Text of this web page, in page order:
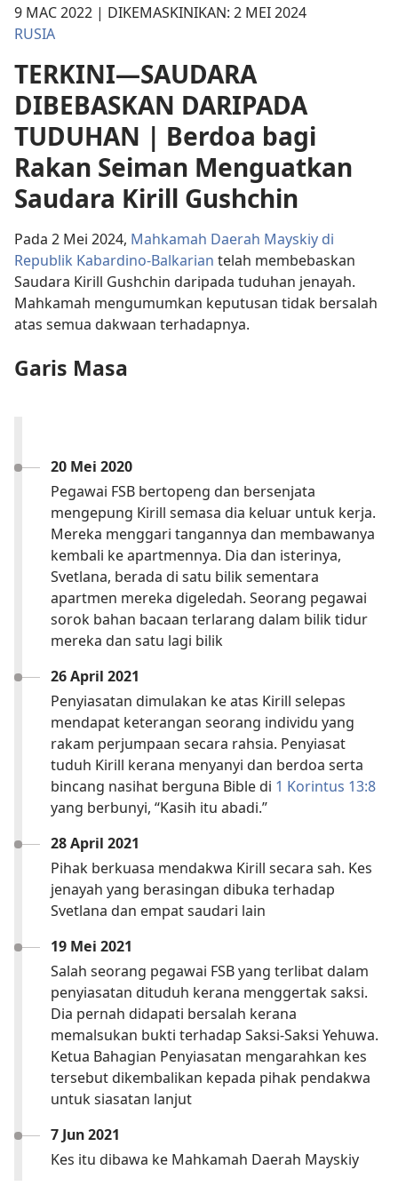
9 MAC 2022 | DIKEMASKINIKAN: 2 MEI 2024
RUSIA
TERKINI—SAUDARA
DIBEBASKAN DARIPADA
TUDUHAN | Berdoa bagi
Rakan Seiman Menguatkan
Saudara Kirill Gushchin
Pada 2 Mei 2024, Mahkamah Daerah Mayskiy di
Republik Kabardino-Balkarian telah membebaskan
Saudara Kirill Gushchin daripada tuduhan jenayah.
Mahkamah mengumumkan keputusan tidak bersalah
atas semua dakwaan terhadapnya.
Garis Masa
20 Mei 2020
Pegawai FSB bertopeng dan bersenjata
mengepung Kirill semasa dia keluar untuk kerja.
Mereka menggari tangannya dan membawanya
kembali ke apartmennya. Dia dan isterinya,
Svetlana, berada di satu bilik sementara
apartmen mereka digeledah. Seorang pegawai
sorok bahan bacaan terlarang dalam bilik tidur
mereka dan satu lagi bilik
26 April 2021
Penyiasatan dimulakan ke atas Kirill selepas
mendapat keterangan seorang individu yang
rakam perjumpaan secara rahsia. Penyiasat
tuduh Kirill kerana menyanyi dan berdoa serta
bincang nasihat berguna Bible di 1 Korintus 13:8
yang berbunyi, “Kasih itu abadi.”
28 April 2021
Pihak berkuasa mendakwa Kirill secara sah. Kes
jenayah yang berasingan dibuka terhadap
Svetlana dan empat saudari lain
19 Mei 2021
Salah seorang pegawai FSB yang terlibat dalam
penyiasatan dituduh kerana menggertak saksi.
Dia pernah didapati bersalah kerana
memalsukan bukti terhadap Saksi-Saksi Yehuwa.
Ketua Bahagian Penyiasatan mengarahkan kes
tersebut dikembalikan kepada pihak pendakwa
untuk siasatan lanjut
7 Jun 2021
Kes itu dibawa ke Mahkamah Daerah Mayskiy